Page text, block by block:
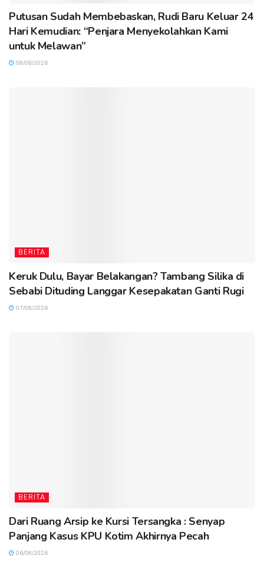
Putusan Sudah Membebaskan, Rudi Baru Keluar 24
Hari Kemudian: “Penjara Menyekolahkan Kami
untuk Melawan”
08/08/2026
BERITA
Keruk Dulu, Bayar Belakangan? Tambang Silika di
Sebabi Dituding Langgar Kesepakatan Ganti Rugi
07/08/2026
BERITA
Dari Ruang Arsip ke Kursi Tersangka : Senyap
Panjang Kasus KPU Kotim Akhirnya Pecah
06/08/2026